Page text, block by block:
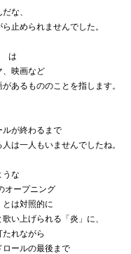
な、
ら止められませんでした。
は
、映画など
あるもののことを指します。
ルが終わるまで
は一人もいませんでしたね。
うな
オープニング
とは対照的に
歌い上げられる「炎」に、
たれながら
ロールの最後まで